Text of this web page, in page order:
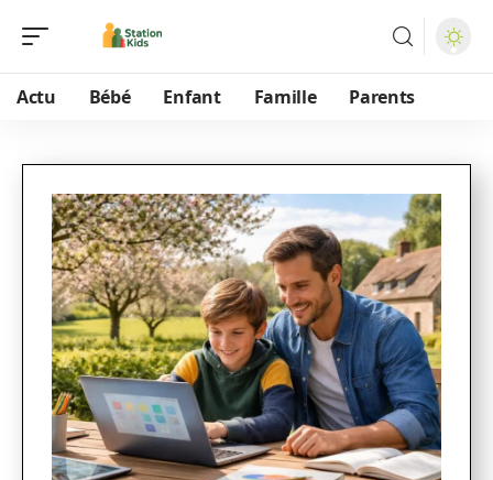
Actu Bébé Enfant Famille Parents